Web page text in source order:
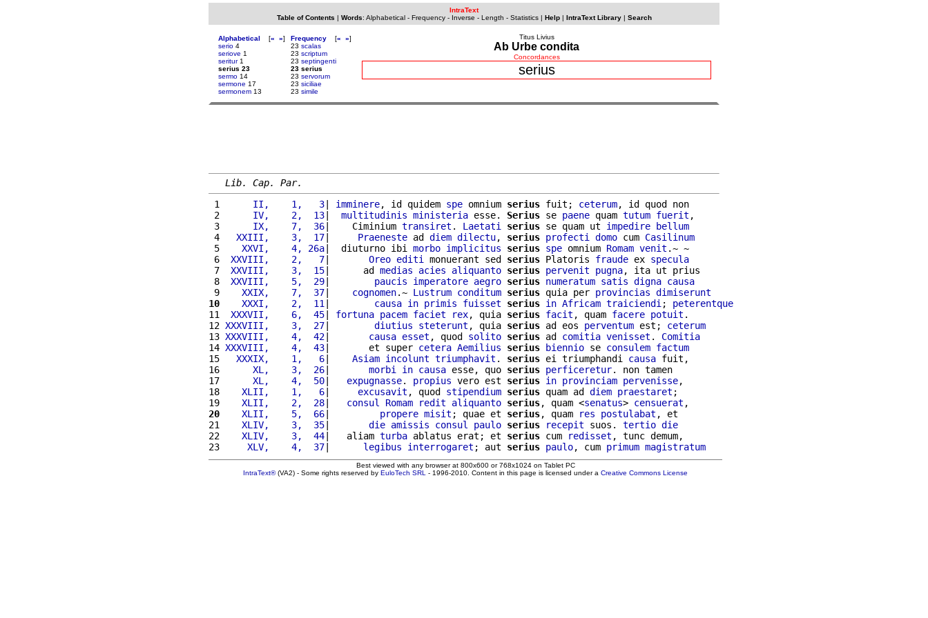
IntraText
Table of Contents | Words: Alphabetical- Frequency- Inverse - Length - Statistics| Help| IntraText Library| Search
Alphabetical [« »]
serio 4
seriove 1
seritur1
serius 23
sermo 14
sermone 17
sermonem 13
Frequency [« »]
23 scalas
23 scriptum
23 septingenti
23 serius
23 servorum
23 siciliae
23 simile
Titus Livius
Ab Urbe condita
Concordances
serius
Lib. Cap. Par.
1
     II,    1,   3
| imminere, id quidem spe omnium serius fuit; ceterum, id quod non
2
     IV,    2,  13
| multitudinis ministeria esse. Serius se paene quam tutum fuerit ,
3
     IX,    7,  36
|    Ciminium transiret . Laetati serius se quam ut impedire bellum
4
  XXIII,    3,  17
| Praeneste ad diem dilectu, serius profecti domo cum Casilinum
5
   XXVI,    4, 26a
|  diuturno ibi morbo implicitus serius spe omnium Romam venit .~ ~
6
XXVIII,    2,   7| Oreo editi monuerant sed serius Platoris fraude ex specula
7
XXVIII,    3,  15|      ad medias acies aliquanto serius pervenit pugna, ita ut prius
8
XXVIII,    5,  29| paucis imperatore aegro serius numeratum satis digna causa
9
   XXIX,    7,  37
| cognomen.~ Lustrum conditum serius quia per provincias dimiserunt
10
   XXXI,    2,  11
| causa in primis fuisset serius in Africam traiciendi ; peterentque
11
XXXVII,    6,  45| fortuna pacem faciet rex, quia serius facit , quam facere potuit .
12 XXXVIII,    3,  27| diutius steterunt , quia serius ad eos perventum est; ceterum
13 XXXVIII,    4,  42| causa esset , quod solito serius ad comitia venisset . Comitia
14 XXXVIII,    4,  43|       et super cetera Aemilius serius biennio se consulem factum
15
  XXXIX,    1,   6
| Asiam incolunt triumphavit . serius ei triumphandi causa fuit,
16
     XL,    3,  26
| morbi in causa esse, quo serius perficeretur. non tamen
17
     XL,    4,  50
| expugnasse. propius vero est serius in provinciam pervenisse,
18
   XLII,    1,   6
| excusavit , quod stipendium serius quam ad diem praestaret ;
19
   XLII,    2,  28
| consul Romam redit aliquanto serius, quam <senatus> censuerat
20
   XLII,    5,  66
| propere misit ; quae et serius, quam res postulabat , et
21
   XLIV,    3,  35
| die amissis consul paulo serius recepit suos. tertio die
22
   XLIV,    3,  44
|   aliam turba ablatus erat; et serius cum redisset , tunc demum,
23
    XLV,    4,  37
| legibus interrogaret ; aut serius paulo, cum primum magistratum
Best viewed with any browser at 800x600 or 768x1024 on Tablet PC
IntraText®(VA2) - Some rights reserved by EuloTech SRL - 1996-2010. Content in this page is licensed under a Creative Commons License